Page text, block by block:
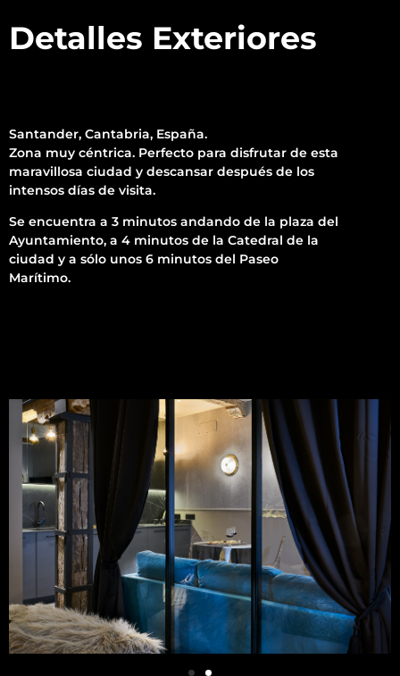
Detalles Exteriores
Santander, Cantabria, España.
Zona muy céntrica. Perfecto para disfrutar de esta
maravillosa ciudad y descansar después de los
intensos días de visita.
Se encuentra a 3 minutos andando de la plaza del
Ayuntamiento, a 4 minutos de la Catedral de la
ciudad y a sólo unos 6 minutos del Paseo
Marítimo.